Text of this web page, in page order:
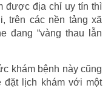
được địa chỉ uy tín thì
trên các nền tảng xã
đang “vàng thau lẫn
khám bệnh này cũng
đặt lịch khám với một